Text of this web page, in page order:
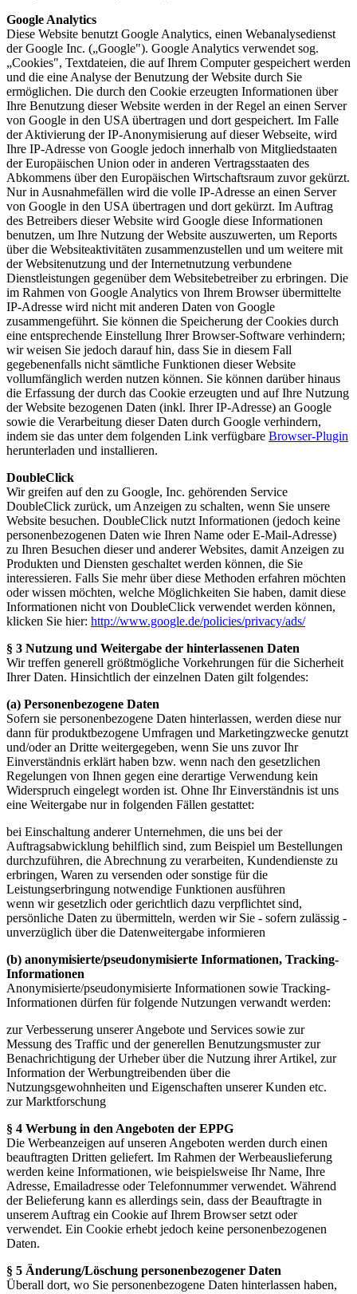
Google Analytics
Diese Website benutzt Google Analytics, einen Webanalysedienst
der Google Inc. („Google"). Google Analytics verwendet sog.
„Cookies", Textdateien, die auf Ihrem Computer gespeichert werden
und die eine Analyse der Benutzung der Website durch Sie
ermöglichen. Die durch den Cookie erzeugten Informationen über
Ihre Benutzung dieser Website werden in der Regel an einen Server
von Google in den USA übertragen und dort gespeichert. Im Falle
der Aktivierung der IP-Anonymisierung auf dieser Webseite, wird
Ihre IP-Adresse von Google jedoch innerhalb von Mitgliedstaaten
der Europäischen Union oder in anderen Vertragsstaaten des
Abkommens über den Europäischen Wirtschaftsraum zuvor gekürzt.
Nur in Ausnahmefällen wird die volle IP-Adresse an einen Server
von Google in den USA übertragen und dort gekürzt. Im Auftrag
des Betreibers dieser Website wird Google diese Informationen
benutzen, um Ihre Nutzung der Website auszuwerten, um Reports
über die Websiteaktivitäten zusammenzustellen und um weitere mit
der Websitenutzung und der Internetnutzung verbundene
Dienstleistungen gegenüber dem Websitebetreiber zu erbringen. Die
im Rahmen von Google Analytics von Ihrem Browser übermittelte
IP-Adresse wird nicht mit anderen Daten von Google
zusammengeführt. Sie können die Speicherung der Cookies durch
eine entsprechende Einstellung Ihrer Browser-Software verhindern;
wir weisen Sie jedoch darauf hin, dass Sie in diesem Fall
gegebenenfalls nicht sämtliche Funktionen dieser Website
vollumfänglich werden nutzen können. Sie können darüber hinaus
die Erfassung der durch das Cookie erzeugten und auf Ihre Nutzung
der Website bezogenen Daten (inkl. Ihrer IP-Adresse) an Google
sowie die Verarbeitung dieser Daten durch Google verhindern,
indem sie das unter dem folgenden Link verfügbare Browser-Plugin
herunterladen und installieren.
DoubleClick
Wir greifen auf den zu Google, Inc. gehörenden Service
DoubleClick zurück, um Anzeigen zu schalten, wenn Sie unsere
Website besuchen. DoubleClick nutzt Informationen (jedoch keine
personenbezogenen Daten wie Ihren Name oder E-Mail-Adresse)
zu Ihren Besuchen dieser und anderer Websites, damit Anzeigen zu
Produkten und Diensten geschaltet werden können, die Sie
interessieren. Falls Sie mehr über diese Methoden erfahren möchten
oder wissen möchten, welche Möglichkeiten Sie haben, damit diese
Informationen nicht von DoubleClick verwendet werden können,
klicken Sie hier: http://www.google.de/policies/privacy/ads/
§ 3 Nutzung und Weitergabe der hinterlassenen Daten
Wir treffen generell größtmögliche Vorkehrungen für die Sicherheit
Ihrer Daten. Hinsichtlich der einzelnen Daten gilt folgendes:
(a) Personenbezogene Daten
Sofern sie personenbezogene Daten hinterlassen, werden diese nur
dann für produktbezogene Umfragen und Marketingzwecke genutzt
und/oder an Dritte weitergegeben, wenn Sie uns zuvor Ihr
Einverständnis erklärt haben bzw. wenn nach den gesetzlichen
Regelungen von Ihnen gegen eine derartige Verwendung kein
Widerspruch eingelegt worden ist. Ohne Ihr Einverständnis ist uns
eine Weitergabe nur in folgenden Fällen gestattet:
bei Einschaltung anderer Unternehmen, die uns bei der
Auftragsabwicklung behilflich sind, zum Beispiel um Bestellungen
durchzuführen, die Abrechnung zu verarbeiten, Kundendienste zu
erbringen, Waren zu versenden oder sonstige für die
Leistungserbringung notwendige Funktionen ausführen
wenn wir gesetzlich oder gerichtlich dazu verpflichtet sind,
persönliche Daten zu übermitteln, werden wir Sie - sofern zulässig -
unverzüglich über die Datenweitergabe informieren
(b) anonymisierte/pseudonymisierte Informationen, Tracking-
Informationen
Anonymisierte/pseudonymisierte Informationen sowie Tracking-
Informationen dürfen für folgende Nutzungen verwandt werden:
zur Verbesserung unserer Angebote und Services sowie zur
Messung des Traffic und der generellen Benutzungsmuster zur
Benachrichtigung der Urheber über die Nutzung ihrer Artikel, zur
Information der Werbungtreibenden über die
Nutzungsgewohnheiten und Eigenschaften unserer Kunden etc.
zur Marktforschung
§ 4 Werbung in den Angeboten der EPPG
Die Werbeanzeigen auf unseren Angeboten werden durch einen
beauftragten Dritten geliefert. Im Rahmen der Werbeauslieferung
werden keine Informationen, wie beispielsweise Ihr Name, Ihre
Adresse, Emailadresse oder Telefonnummer verwendet. Während
der Belieferung kann es allerdings sein, dass der Beauftragte in
unserem Auftrag ein Cookie auf Ihrem Browser setzt oder
verwendet. Ein Cookie erhebt jedoch keine personenbezogenen
Daten.
§ 5 Änderung/Löschung personenbezogener Daten
Überall dort, wo Sie personenbezogene Daten hinterlassen haben,